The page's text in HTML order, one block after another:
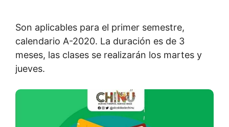
Son aplicables para el primer semestre,
calendario A-2020. La duración es de 3
meses, las clases se realizarán los martes y
jueves.